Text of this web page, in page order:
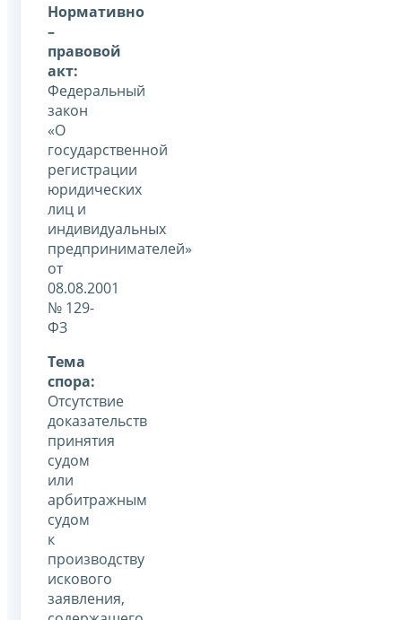
Нормативно
–
правовой
акт:
Федеральный
закон
«О
государственной
регистрации
юридических
лиц и
индивидуальных
предпринимателей»
от
08.08.2001
№ 129-
ФЗ
Тема
спора:
Отсутствие
доказательств
принятия
судом
или
арбитражным
судом
к
производству
искового
заявления,